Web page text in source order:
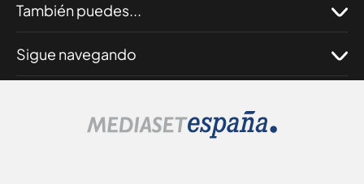
También puedes...
Sigue navegando